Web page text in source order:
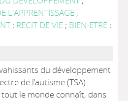
L'APPRENTISSAGE ;
; RECIT DE VIE ; BIEN-ETRE ;
du développement
de l’autisme (TSA)…
le monde connaît, dans